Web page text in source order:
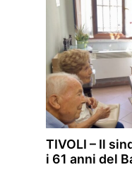
TIVOLI – Il
i 61 anni del